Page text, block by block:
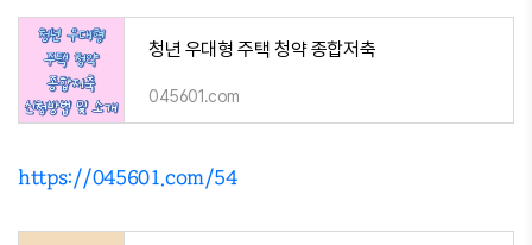
청년 우대형 주택 청약 종합저축
045601.com
https://045601.com/54